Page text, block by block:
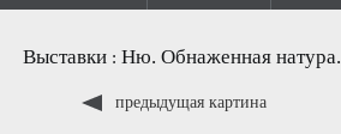
Выставки : Ню. Обнаженная натура.
предыдущая картина